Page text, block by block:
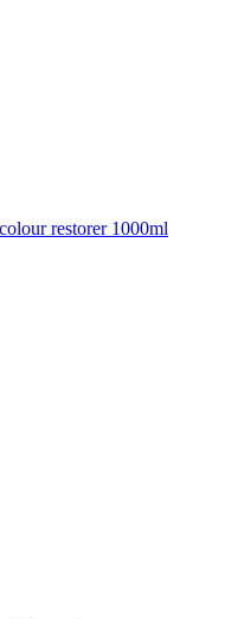
restorer 1000ml